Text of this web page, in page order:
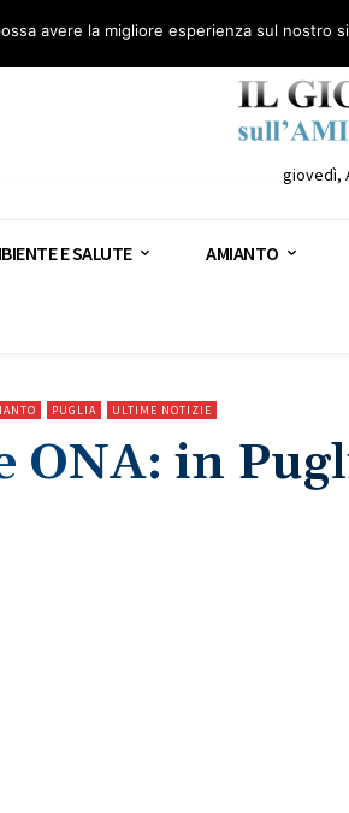
Amianto – AGN Consulenza legale
giovedì,
E SALUTE AMIANTO
PUGLIA ULTIME NOTIZIE
ONA: in
avere la migliore esperienza sul